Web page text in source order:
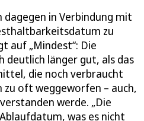
dagegen in Verbindung mit
zu
auf „Mindest“: Die
deutlich länger gut, als das
die noch verbraucht
oft weggeworfen – auch,
werde. „Die
was es nicht